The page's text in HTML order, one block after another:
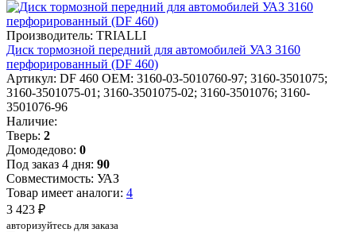
Производитель: TRIALLI
Диск тормозной передний для автомобилей УАЗ 3160
перфорированный (DF 460)
Артикул: DF 460 OEM: 3160-03-5010760-97; 3160-3501075;
3160-3501075-01; 3160-3501075-02; 3160-3501076; 3160-
3501076-96
Наличие:
Тверь: 2
Домодедово: 0
Под заказ 4 дня: 90
Совместимость: УАЗ
Товар имеет аналоги: 4
3 423 ₽
авторизуйтесь для заказа